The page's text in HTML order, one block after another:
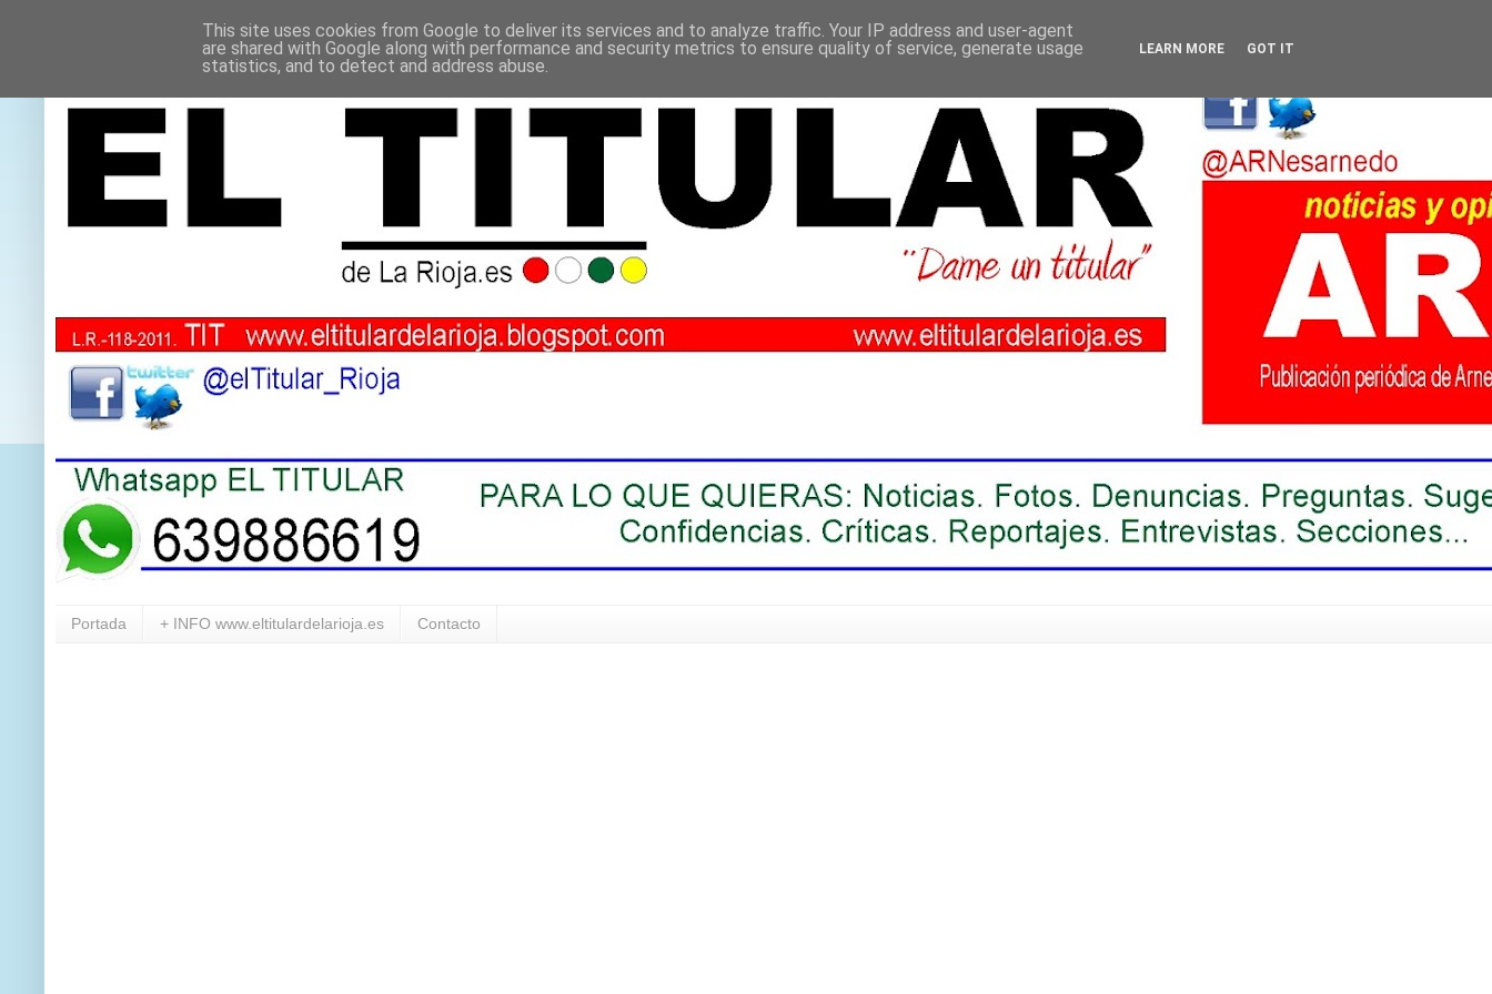
Portada + INFO www.eltitulardelarioja.es Contacto
This site uses cookies from Google to deliver its services and to analyze traffic. Your IP address and user-agent
are shared with Google along with performance and security metrics to ensure quality of service, generate usage
statistics, and to detect and address abuse.
LEARN MORE GOT IT